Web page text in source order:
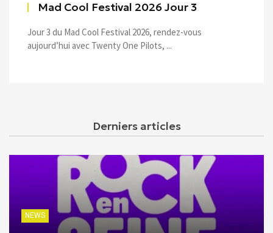
Mad Cool Festival 2026 Jour 3
Jour 3 du Mad Cool Festival 2026, rendez-vous
aujourd’hui avec Twenty One Pilots, ...
Derniers articles
NEWS